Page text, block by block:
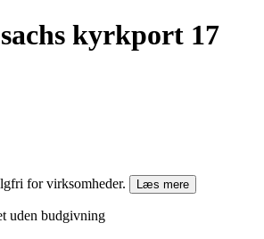
kyrkport 17
for virksomheder.
Læs mere
uden budgivning